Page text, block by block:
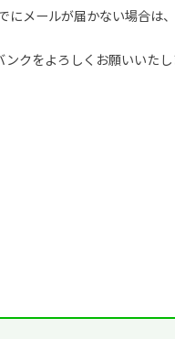
にメールが届かない場合は
クをよろしくお願いいたし